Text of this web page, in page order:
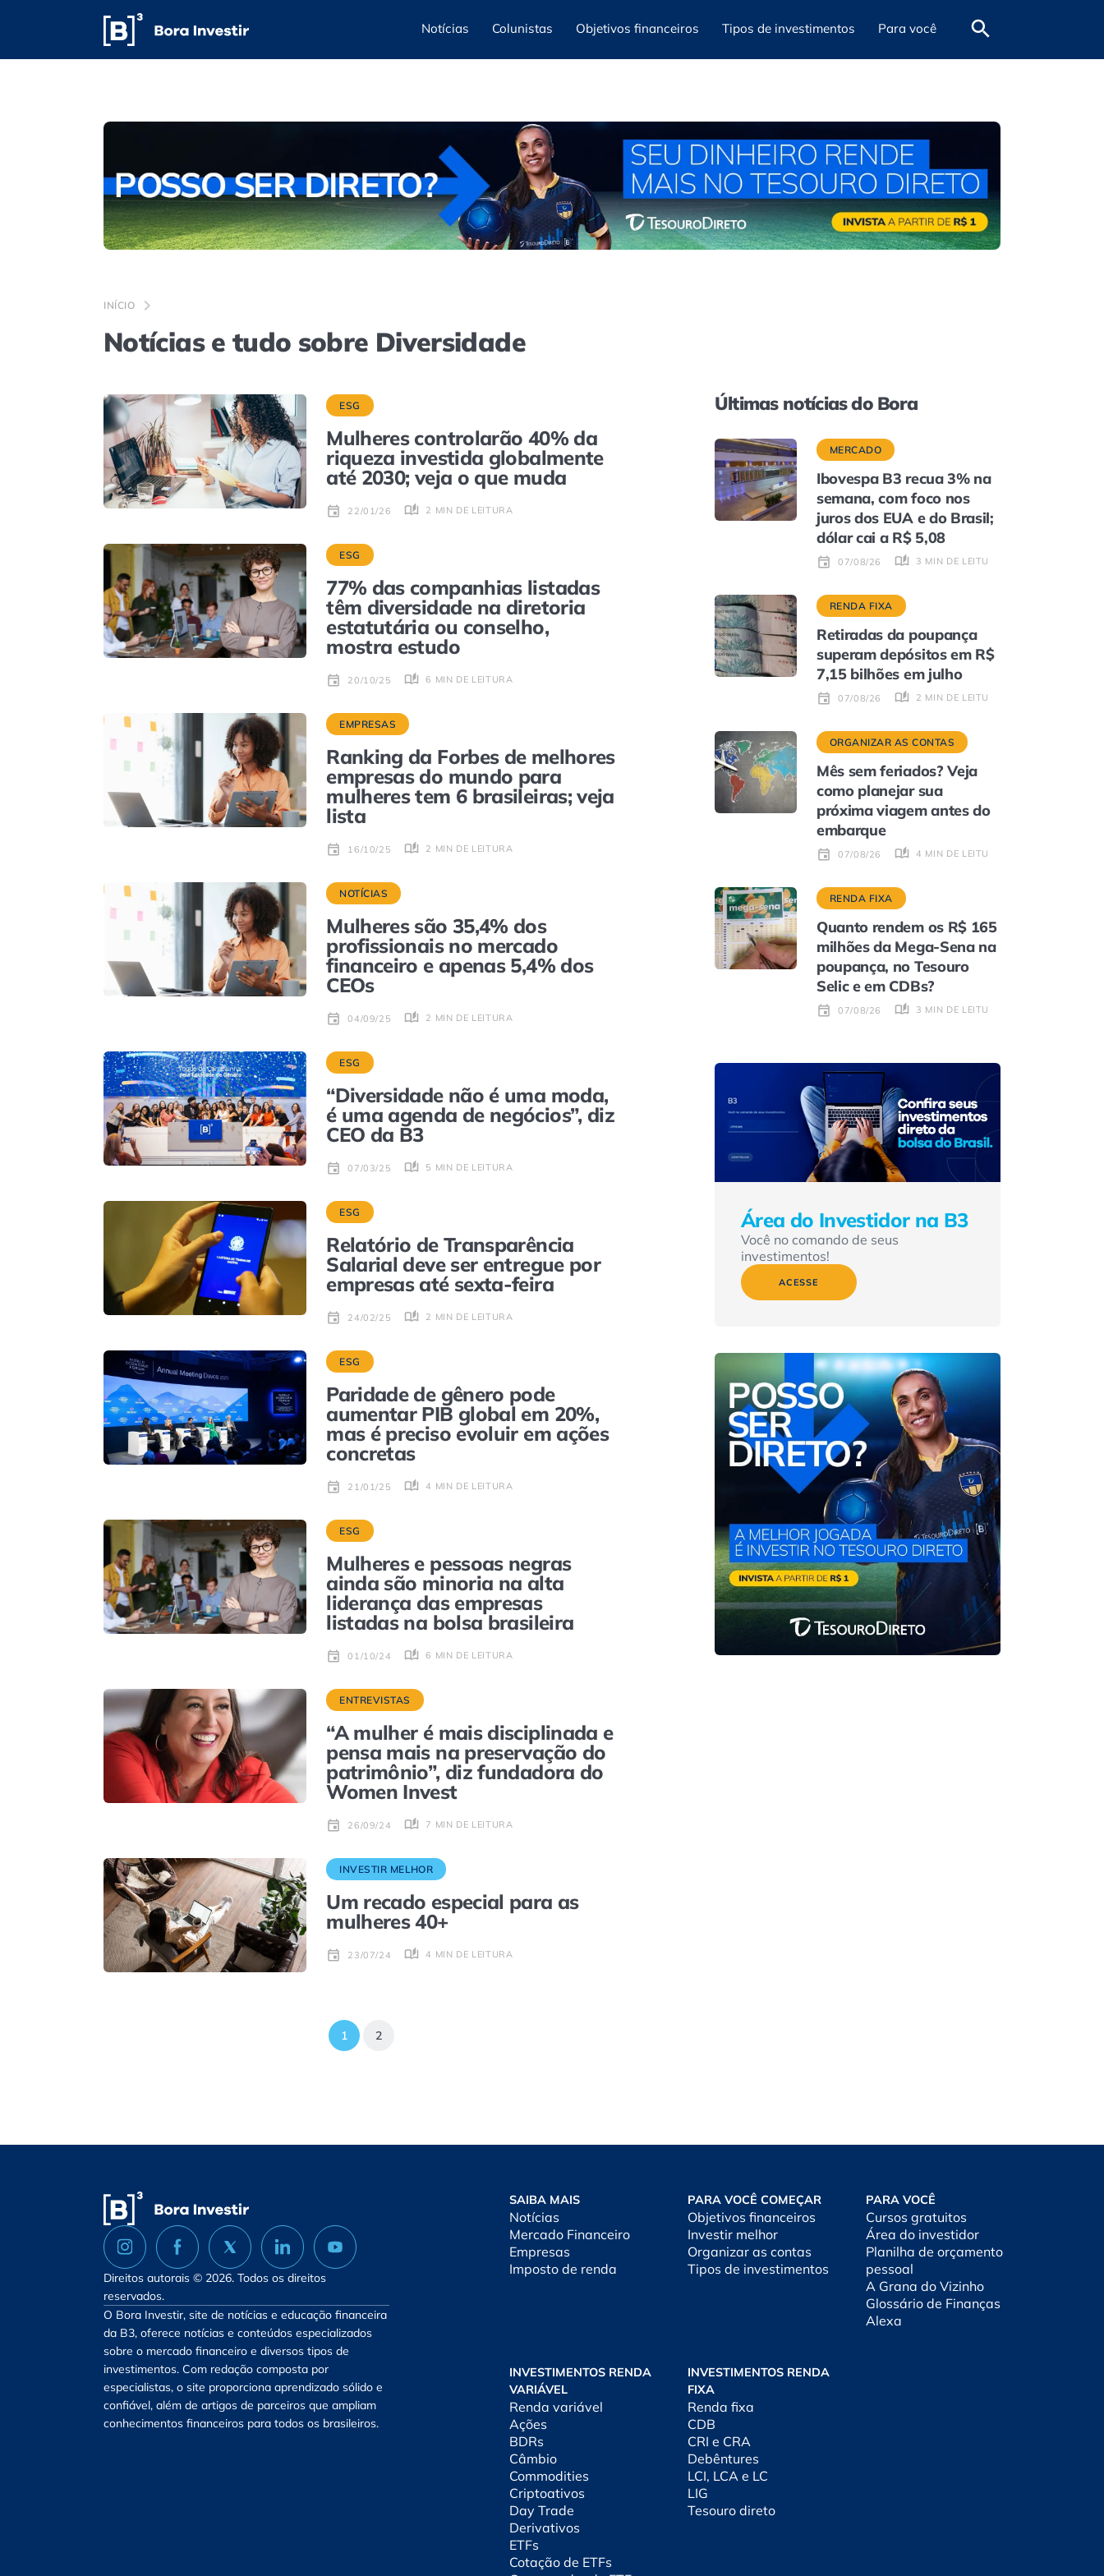
Notícias Colunistas Objetivos financeiros Tipos de investimentos Para você
INÍCIO
Notícias e tudo sobre Diversidade
ESG
Mulheres controlarão 40% da
riqueza investida globalmente
até 2030; veja o que muda
22/01/26 2 MIN DE LEITURA
ESG
77% das companhias listadas
têm diversidade na diretoria
estatutária ou conselho,
mostra estudo
20/10/25 6 MIN DE LEITURA
EMPRESAS
Ranking da Forbes de melhores
empresas do mundo para
mulheres tem 6 brasileiras; veja
lista
16/10/25 2 MIN DE LEITURA
NOTÍCIAS
Mulheres são 35,4% dos
profissionais no mercado
financeiro e apenas 5,4% dos
CEOs
04/09/25 2 MIN DE LEITURA
ESG
“Diversidade não é uma moda,
é uma agenda de negócios”, diz
CEO da B3
07/03/25 5 MIN DE LEITURA
ESG
Relatório de Transparência
Salarial deve ser entregue por
empresas até sexta-feira
24/02/25 2 MIN DE LEITURA
ESG
Paridade de gênero pode
aumentar PIB global em 20%,
mas é preciso evoluir em ações
concretas
21/01/25 4 MIN DE LEITURA
ESG
Mulheres e pessoas negras
ainda são minoria na alta
liderança das empresas
listadas na bolsa brasileira
01/10/24 6 MIN DE LEITURA
ENTREVISTAS
“A mulher é mais disciplinada e
pensa mais na preservação do
patrimônio”, diz fundadora do
Women Invest
26/09/24 7 MIN DE LEITURA
INVESTIR MELHOR
Um recado especial para as
mulheres 40+
23/07/24 4 MIN DE LEITURA
1 2
Últimas notícias do Bora
MERCADO
Ibovespa B3 recua 3% na
semana, com foco nos
juros dos EUA e do Brasil;
dólar cai a R$ 5,08
07/08/26 3 MIN DE LEITURA
RENDA FIXA
Retiradas da poupança
superam depósitos em R$
7,15 bilhões em julho
07/08/26 2 MIN DE LEITURA
ORGANIZAR AS CONTAS
Mês sem feriados? Veja
como planejar sua
próxima viagem antes do
embarque
07/08/26 4 MIN DE LEITURA
RENDA FIXA
Quanto rendem os R$ 165
milhões da Mega-Sena na
poupança, no Tesouro
Selic e em CDBs?
07/08/26 3 MIN DE LEITURA
Área do Investidor na B3
Você no comando de seus
investimentos!
ACESSE
Direitos autorais © 2026. Todos os direitos
reservados.
O Bora Investir, site de notícias e educação financeira
da B3, oferece notícias e conteúdos especializados
sobre o mercado financeiro e diversos tipos de
investimentos. Com redação composta por
especialistas, o site proporciona aprendizado sólido e
confiável, além de artigos de parceiros que ampliam
conhecimentos financeiros para todos os brasileiros.
SAIBA MAIS
Notícias
Mercado Financeiro
Empresas
Imposto de renda
PARA VOCÊ COMEÇAR
Objetivos financeiros
Investir melhor
Organizar as contas
Tipos de investimentos
PARA VOCÊ
Cursos gratuitos
Área do investidor
Planilha de orçamento
pessoal
A Grana do Vizinho
Glossário de Finanças
Alexa
INVESTIMENTOS RENDA
VARIÁVEL
Renda variável
Ações
BDRs
Câmbio
Commodities
Criptoativos
Day Trade
Derivativos
ETFs
Cotação de ETFs
INVESTIMENTOS RENDA
FIXA
Renda fixa
CDB
CRI e CRA
Debêntures
LCI, LCA e LC
LIG
Tesouro direto